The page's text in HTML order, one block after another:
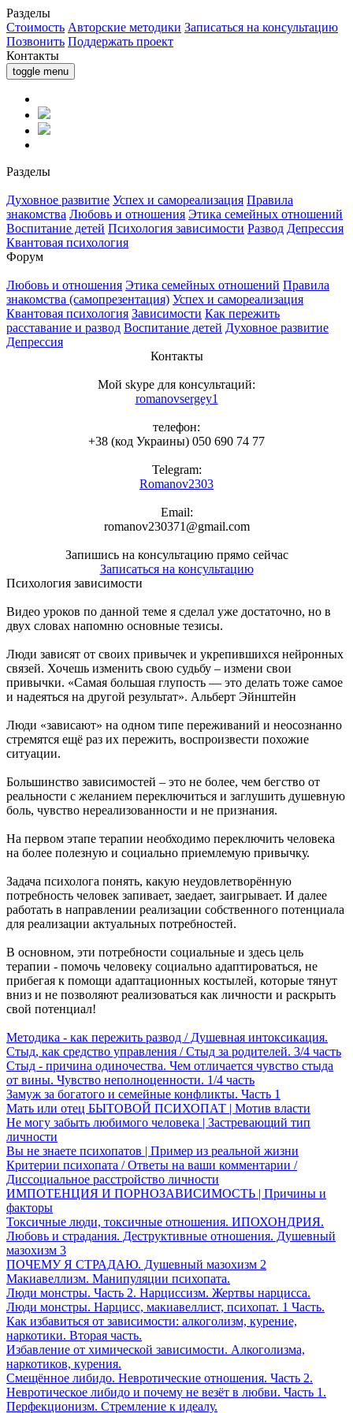
Разделы
Стоимость Авторские методики Записаться на консультацию
Позвонить Поддержать проект
Контакты
toggle menu
Разделы
Духовное развитие Успех и самореализация Правила
знакомства Любовь и отношения Этика семейных отношений
Воспитание детей Психология зависимости Развод Депрессия
Квантовая психология
Форум
Любовь и отношения Этика семейных отношений Правила
знакомства (самопрезентация) Успех и самореализация
Квантовая психология Зависимости Как пережить
расставание и развод Воспитание детей Духовное развитие
Депрессия
Контакты
Мой skype для консультаций:
romanovsergey1
телефон:
+38 (код Украины) 050 690 74 77
Telegram:
Romanov2303
Email:
romanov230371@gmail.com
Запишись на консультацию прямо сейчас
Записаться на консультацию
Психология зависимости
Видео уроков по данной теме я сделал уже достаточно, но в
двух словах напомню основные тезисы.
Люди зависят от своих привычек и укрепившихся нейронных
связей. Хочешь изменить свою судьбу – измени свои
привычки. «Самая большая глупость — это делать тоже самое
и надеяться на другой результат». Альберт Эйнштейн
Люди «зависают» на одном типе переживаний и неосознанно
стремятся ещё раз их пережить, воспроизвести похожие
ситуации.
Большинство зависимостей – это не более, чем бегство от
реальности с желанием переключиться и заглушить душевную
боль, чувство нереализованности и не признания.
На первом этапе терапии необходимо переключить человека
на более полезную и социально приемлемую привычку.
Задача психолога понять, какую неудовлетворённую
потребность человек запивает, заедает, заигрывает. И далее
работать в направлении реализации собственного потенциала
для реализации актуальных потребностей.
В основном, эти потребности социальные и здесь цель
терапии - помочь человеку социально адаптироваться, не
прибегая к помощи адаптационных костылей, которые тянут
вниз и не позволяют реализоваться как личности и раскрыть
свой потенциал!
Методика - как пережить развод / Душевная интоксикация.
Стыд, как средство управления / Стыд за родителей. 3/4 часть
Стыд - причина одиночества. Чем отличается чувство стыда
от вины. Чувство неполноценности. 1/4 часть
Замуж за богатого и семейные конфликты. Часть 1
Мать или отец БЫТОВОЙ ПСИХОПАТ | Мотив власти
Не могу забыть любимого человека | Застревающий тип
личности
Вы не знаете психопатов | Пример из реальной жизни
Критерии психопата / Ответы на ваши комментарии /
Диссоциальное расстройство личности
ИМПОТЕНЦИЯ И ПОРНОЗАВИСИМОСТЬ | Причины и
факторы
Токсичные люди, токсичные отношения. ИПОХОНДРИЯ.
Любовь и страдания. Деструктивные отношения. Душевный
мазохизм 3
ПОЧЕМУ Я СТРАДАЮ. Душевный мазохизм 2
Макиавеллизм. Манипуляции психопата.
Люди монстры. Часть 2. Нарциссизм. Жертвы нарцисса.
Люди монстры. Нарцисс, макиавеллист, психопат. 1 Часть.
Как избавиться от зависимости: алкоголизм, курение,
наркотики. Вторая часть.
Избавление от химической зависимости. Алкоголизма,
наркотиков, курения.
Смещённое либидо. Невротические отношения. Часть 2.
Невротическое либидо и почему не везёт в любви. Часть 1.
Перфекционизм. Стремление к идеалу.